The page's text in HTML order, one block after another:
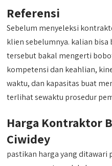
Referensi
Sebelum menyeleksi
klien sebelumnya. kalian
tersebut bakal mengerti
kompetensi dan keahlian,
waktu, dan kapasitas buat
terlihat sewaktu prosedur
Harga Kontraktor
Ciwidey
pastikan harga yang